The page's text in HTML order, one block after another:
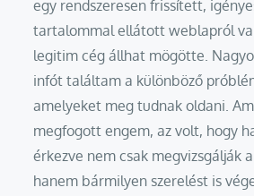
egy rendszeresen frissített,
tartalommal ellátott weblapról
legitim cég állhat mögötte.
infót találtam a különböző
amelyeket meg tudnak oldani.
megfogott engem, az volt, hogy
érkezve nem csak megvizsgálják
hanem bármilyen szerelést is